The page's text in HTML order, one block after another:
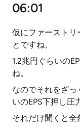
06:01
仮にファーストリ
とですね、
1.2兆円ぐらいの
ね。
なのでそれをざっ
いのEPS下押し圧
それだけ聞くと全